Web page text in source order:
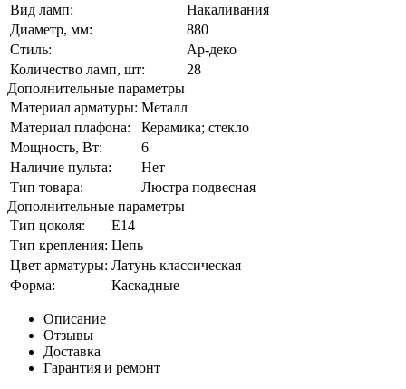
Вид ламп:
Накаливания
Диаметр, мм:
880
Стиль:
Ap-деко
Количество ламп, шт:
28
Дополнительные параметры
Материал арматуры: Металл
Материал плафона:
Керамика; стекло
Мощность, Вт:
6
Наличие пульта:
Нет
Тип товара:
Люстра подвесная
Дополнительные параметры
Тип цоколя:
E14
Тип крепления: Цепь
Цвет арматуры: Латунь классическая
Форма:
Каскадные
Описание
Отзывы
Доставка
Гарантия и ремонт